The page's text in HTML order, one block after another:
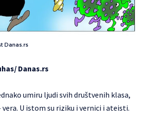
Danas.rs
Danas.rs
umiru ljudi svih društvenih klasa,
vera. U istom su riziku i vernici i ateisti.